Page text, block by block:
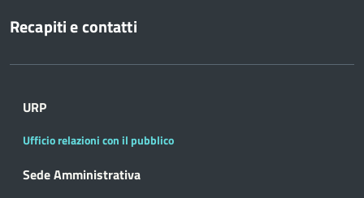
Recapiti e contatti
URP
Ufficio relazioni con il pubblico
Sede Amministrativa